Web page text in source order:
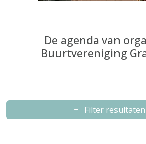
De agenda van
Buurtvereniging
Filter resultaten